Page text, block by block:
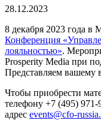
28.12.2023
8 декабря 2023 года в
Конференция
лояльностью».
Prosperity Media при
Представляем вашему
Чтобы приобрести
телефону +7 (495)
адрес events@cfo-